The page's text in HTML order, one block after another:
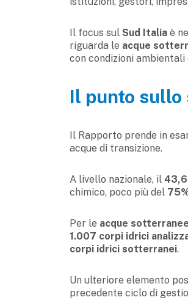
Il focus sul Sud Italia è
riguarda le acque
con condizioni
Il punto sullo
Il Rapporto prende in
acque di transizione.
A livello nazionale, il
chimico, poco più del
Per le acque sotterranee
1.007 corpi idrici
corpi idrici sotterranei.
Un ulteriore elemento
precedente ciclo di